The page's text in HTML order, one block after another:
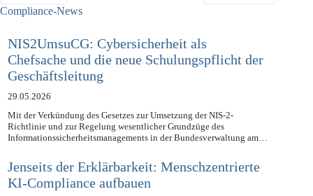
ZURÜCK
NIS2UmsuCG: Cybersicherheit als
Chefsache und die neue Schulungspflicht der
Geschäftsleitung
29.05.2026
Mit der Verkündung des Gesetzes zur Umsetzung der NIS-2-
Richtlinie und zur Regelung wesentlicher Grundzüge des
Jenseits der Erklärbarkeit: Menschzentrierte